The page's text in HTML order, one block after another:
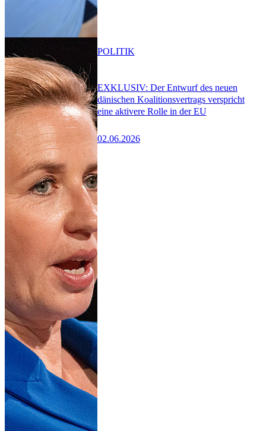
EXKLUSIV: Der Entwurf des neuen
dänischen Koalitionsvertrags verspricht
eine aktivere Rolle in der EU
02.06.2026
POLITIK